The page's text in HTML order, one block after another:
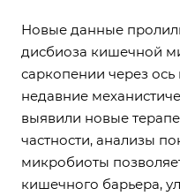
Новые данные
дисбиоза кишечной
саркопении через
недавние
выявили новые
частности, анализы
микробиоты
кишечного барьера,